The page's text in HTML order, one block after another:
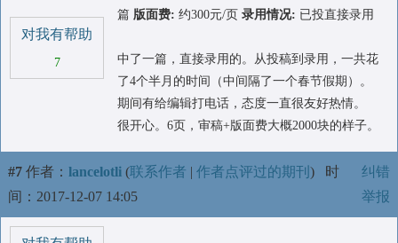
对我有帮助
7
篇 版面费: 约300元/页 录用情况: 已投直接录用
中了一篇，直接录用的。从投稿到录用，一共花
了4个半月的时间（中间隔了一个春节假期）。
期间有给编辑打电话，态度一直很友好热情。
很开心。6页，审稿+版面费大概2000块的样子。
#7 作者： lancelotli (联系作者 | 作者点评过的期刊 ) 时
间：2017-12-07 14:05
纠错
举报